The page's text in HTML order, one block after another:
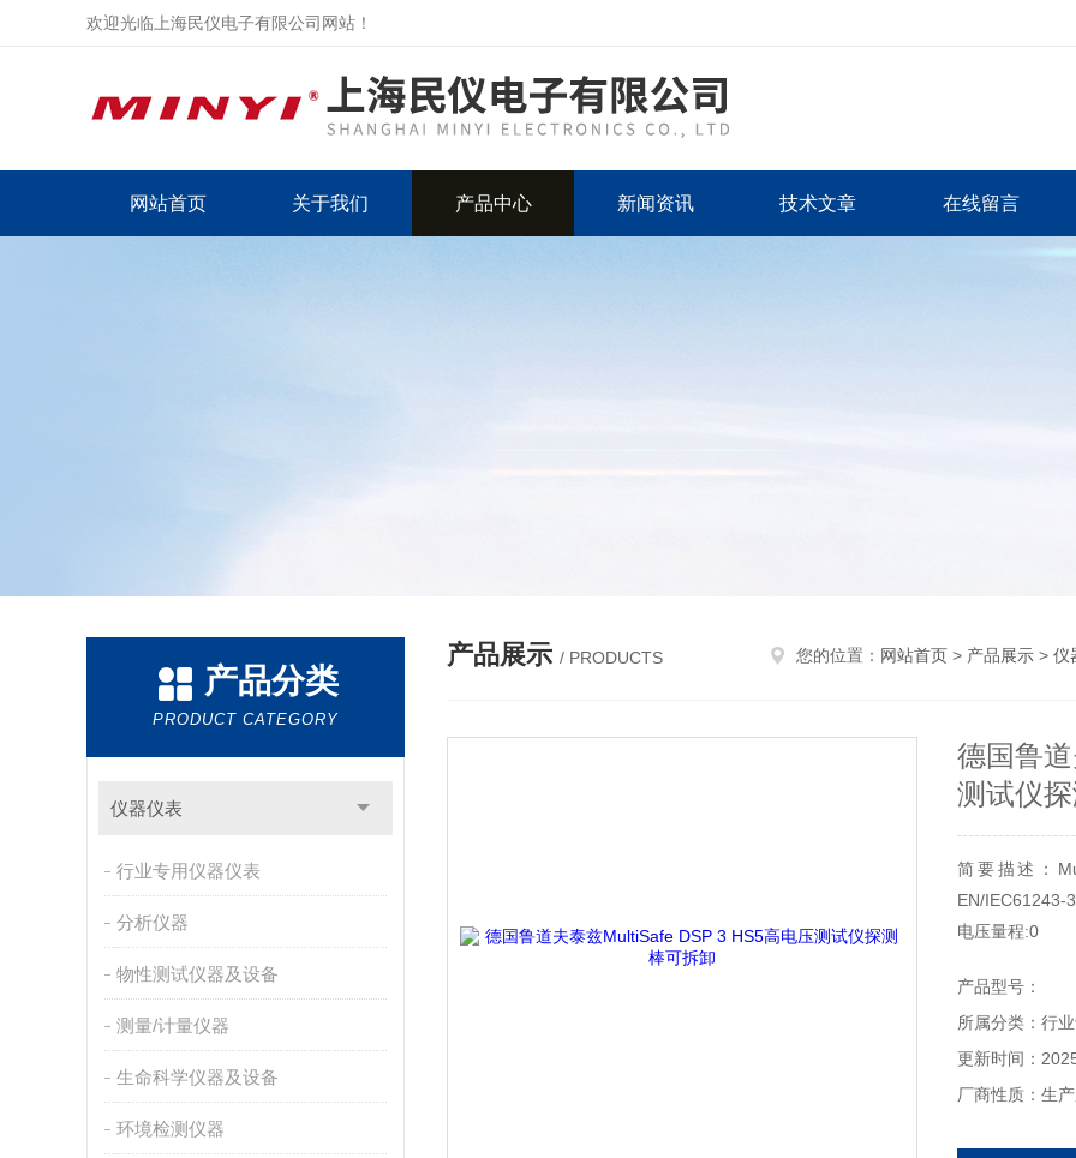
欢迎光临上海民仪电子有限公司网站！
网站首页 关于我们 产品中心 新闻资讯 技术文章 在线留言
产品分类
PRODUCT CATEGORY
仪器仪表
行业专用仪器仪表
分析仪器
物性测试仪器及设备
测量/计量仪器
生命科学仪器及设备
环境检测仪器
产品展示 / PRODUCTS 您的位置： 网站首页 > 产品展示 > 仪
德国鲁
测试仪
简要描述：
EN/IEC61243-
电压量程:0
产品型号：
所属分类：行
更新时间：
厂商性质：生